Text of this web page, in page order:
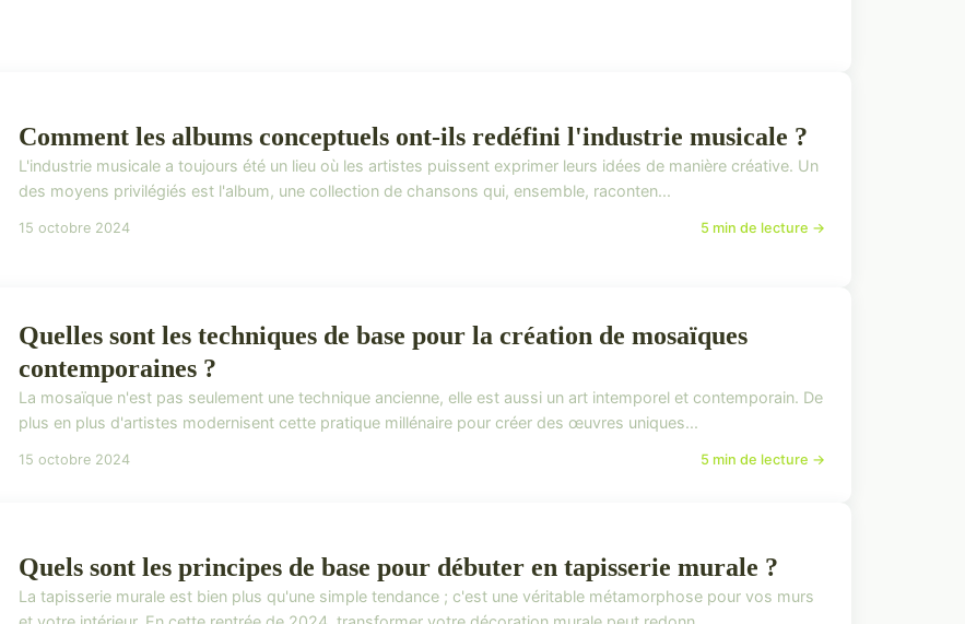
Comment les albums conceptuels ont-ils redéfini l'industrie musicale ?
L'industrie musicale a toujours été un lieu où les artistes puissent exprimer leurs idées de manière créative. Un
des moyens privilégiés est l'album, une collection de chansons qui, ensemble, raconten...
15 octobre 2024 5 min de lecture →
Quelles sont les techniques de base pour la création de mosaïques
contemporaines ?
La mosaïque n'est pas seulement une technique ancienne, elle est aussi un art intemporel et contemporain. De
plus en plus d'artistes modernisent cette pratique millénaire pour créer des œuvres uniques...
15 octobre 2024 5 min de lecture →
Quels sont les principes de base pour débuter en tapisserie murale ?
La tapisserie murale est bien plus qu'une simple tendance ; c'est une véritable métamorphose pour vos murs